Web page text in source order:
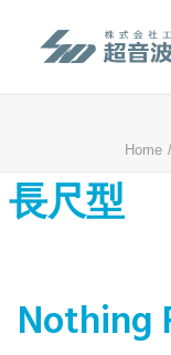
超音波洗浄のしく
販売事例
Home
長尺型
Nothing